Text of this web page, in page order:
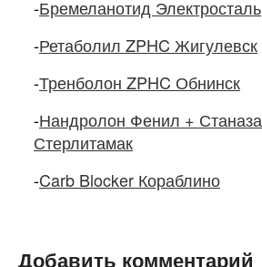
-Бремеланотид Электросталь
-Ретаболил ZPHC Жигулевск
-Тренболон ZPHC Обнинск
-Нандролон Фенил + Станаза
Стерлитамак
-Carb Blocker Кораблино
Добавить комментарий